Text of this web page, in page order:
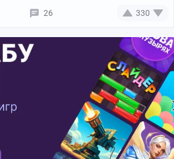
26 330